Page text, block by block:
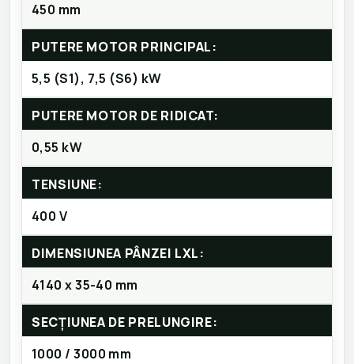
450 mm
PUTERE MOTOR PRINCIPAL:
5,5 (S1), 7,5 (S6) kW
PUTERE MOTOR DE RIDICAT:
0,55 kW
TENSIUNE:
400 V
DIMENSIUNEA PÂNZEI LXL:
4140 x 35-40 mm
SECȚIUNEA DE PRELUNGIRE:
1000 / 3000 mm